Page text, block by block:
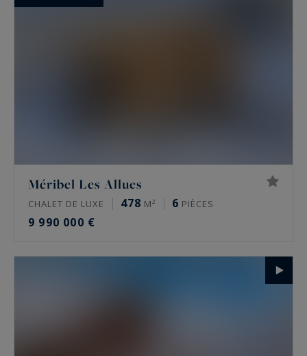
Méribel Les Allues
CHALET DE LUXE 478 M² 6 PIÈCES
9 990 000 €